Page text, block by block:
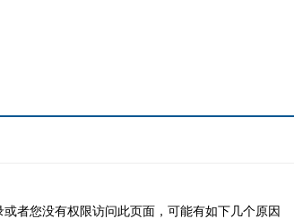
或者您没有权限访问此页面，可能有如下几个原因